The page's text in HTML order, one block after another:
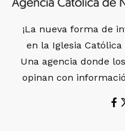
¡La nueva forma de
en la Iglesia
Una agencia donde
opinan con